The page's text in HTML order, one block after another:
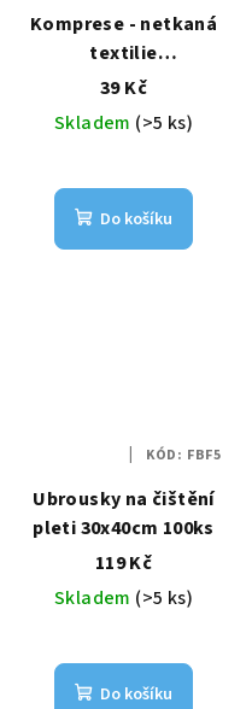
Komprese - netkaná
textilie
10x10cm,100ks
39 Kč
Skladem (>5 ks)
Do košíku
Ubrousky na čištění
pleti 30x40cm 100ks
119 Kč
Skladem (>5 ks)
Do košíku
KÓD: FBF5